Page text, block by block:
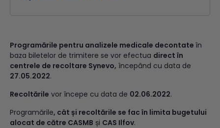
Programările pentru analizele medicale decontate în
baza biletelor de trimitere se vor efectua direct în
centrele de recoltare Synevo, începând cu data de
27.05.2022.
Recoltările vor începe cu data de 02.06.2022.
Programările, cât și recoltările se fac în limita bugetului
alocat de către CASMB și CAS Ilfov.